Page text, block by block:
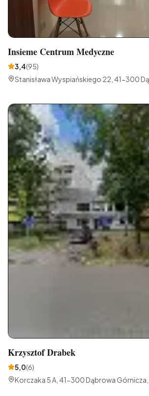
Insieme Centrum Medyczne
3,4(95)
Stanisława Wyspiańskiego 22, 41-300
Krzysztof Drabek
5,0(6)
Korczaka 5 A, 41-300 Dąbrowa